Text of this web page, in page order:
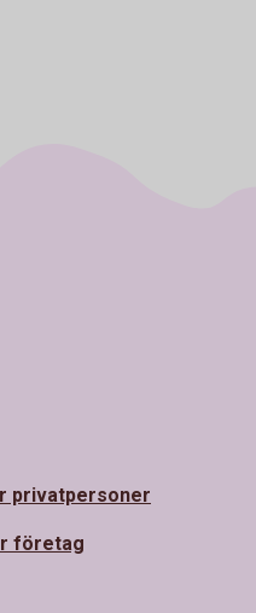
privatpersoner
företag